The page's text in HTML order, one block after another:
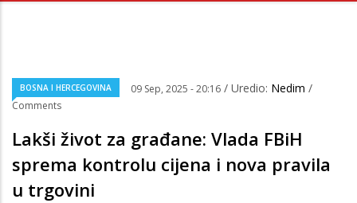
BOSNA I HERCEGOVINA 09 Sep, 2025 - 20:16 / Uredio: Nedim /
Comments
Lakši život za građane: Vlada FBiH
sprema kontrolu cijena i nova pravila
u trgovini